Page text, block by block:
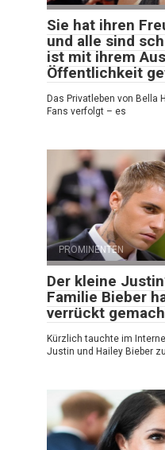
Sie hat ihren
und alle sind
ist mit ihrem
Öffentlichkeit
Das Privatleben von Bella
Fans verfolgt – es
PROMINENTEN
Der kleine
Familie Bieber
verrückt
Kürzlich tauchte im
Justin und Hailey Bieber